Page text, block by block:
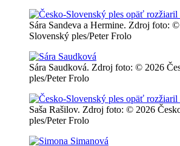
Sára Sandeva a Hermine. Zdroj foto:
Slovenský ples/Peter Frolo
Sára Saudková. Zdroj foto: © 2026
ples/Peter Frolo
Saša Rašilov. Zdroj foto: © 2026
ples/Peter Frolo